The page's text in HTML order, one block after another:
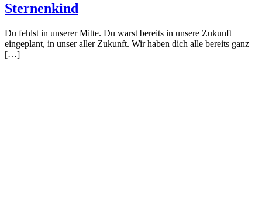
Sternenkind
Du fehlst in unserer Mitte. Du warst bereits in unsere Zukunft
eingeplant, in unser aller Zukunft. Wir haben dich alle bereits ganz
[…]